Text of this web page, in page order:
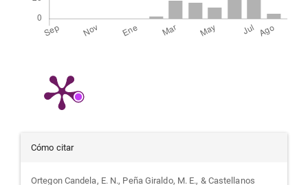
Detalles
Cómo citar
Ortegon Candela, E. N., Peña Giraldo, M. E., & Castellanos